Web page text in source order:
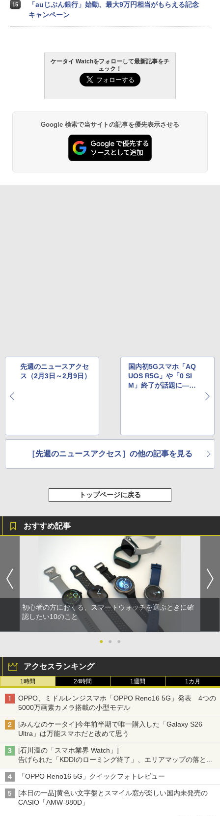
15
「auじぶん銀行」始動、最大9万円相当がもらえる記念
キャンペーン
ケータイ Watchをフォローして最新記事をチ
ェック！
Google 検索で当サイトの記事を優先表示させる
先週のニュースアクセ
ス（2月3日～2月9日）
国内初5Gスマホ「AQ
UOS R5G」や「0 SI
M」終了が話題に――
［先週のニュースアクセス］の他の記事を見る
トップページに戻る
おすすめ記事
初心者の方におくる、スマートウォッチを選ぶときに確
認したい10のこと
● ● ●
アクセスランキング
1時間 24時間 1週間 1カ月
OPPO、ミドルレンジスマホ「OPPO Reno16 5G」発表 4つの
5000万画素カメラ搭載の小型モデル
[みんなのケータイ]今年前半期で唯一購入した「Galaxy S26
Ultra」は万能スマホだと改めて思う
[石川温の「スマホ業界 Watch」]
告げられた「KDDIのローミング終了」、エリアマップの落とし
穴と楽天モバイルの課題
「OPPO Reno16 5G」クイックフォトレビュー
[本日の一品]黄色い文字盤とスマイル窓が楽しい国内未発売の
CASIO「AMW-880D」